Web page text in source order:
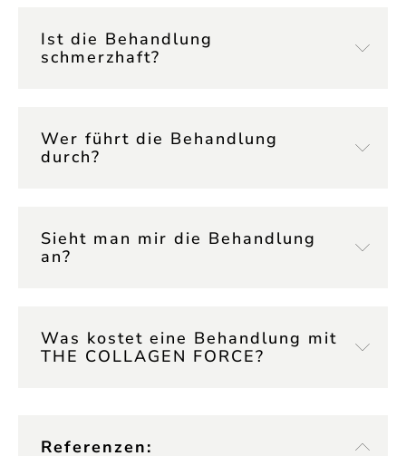
Ist die Behandlung
schmerzhaft?
Wer führt die Behandlung
durch?
Sieht man mir die Behandlung
an?
Was kostet eine Behandlung mit
THE COLLAGEN FORCE?
Referenzen: